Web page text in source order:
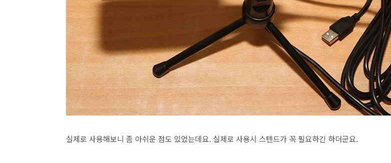
실제로 사용해보니 좀 아쉬운 점도 있었는데요. 실제로 사용시 스텐드가 꼭 필요하긴 하더군요.